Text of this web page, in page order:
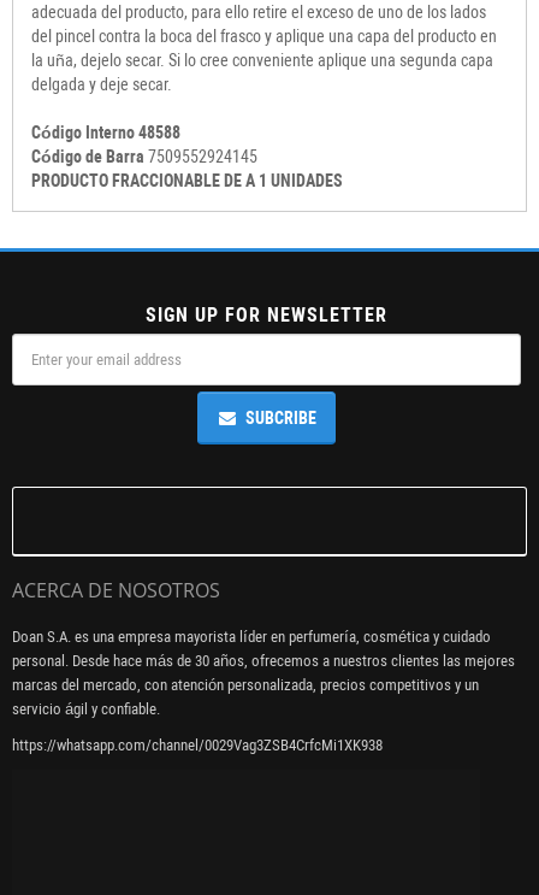
adecuada del producto, para ello retire el exceso de uno de los lados
del pincel contra la boca del frasco y aplique una capa del producto en
la uña, dejelo secar. Si lo cree conveniente aplique una segunda capa
delgada y deje secar.
Código Interno 48588
Código de Barra 7509552924145
PRODUCTO FRACCIONABLE DE A 1 UNIDADES
SIGN UP FOR NEWSLETTER
SUBCRIBE
ACERCA DE NOSOTROS
Doan S.A. es una empresa mayorista líder en perfumería, cosmética y cuidado
personal. Desde hace más de 30 años, ofrecemos a nuestros clientes las mejores
marcas del mercado, con atención personalizada, precios competitivos y un
servicio ágil y confiable.
https://whatsapp.com/channel/0029Vag3ZSB4CrfcMi1XK938